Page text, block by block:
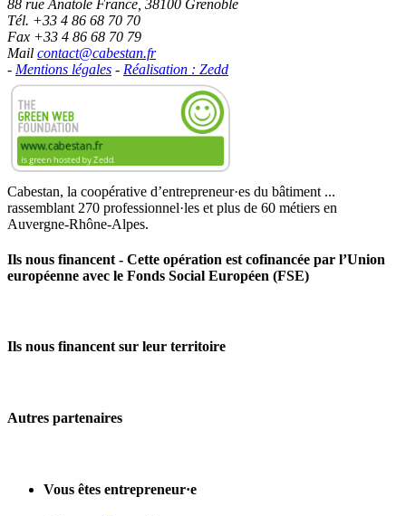
88 rue Anatole France, 38100 Grenoble
Tél. +33 4 86 68 70 70
Fax +33 4 86 68 70 79
Mail contact@cabestan.fr
- Mentions légales - Réalisation : Zedd
Cabestan, la coopérative d’entrepreneur·es du bâtiment ...
rassemblant 270 professionnel·les et plus de 60 métiers en
Auvergne‑Rhône‑Alpes.
Ils nous financent - Cette opération est cofinancée par l’Union
européenne avec le Fonds Social Européen (FSE)
Ils nous financent sur leur territoire
Autres partenaires
Vous êtes entrepreneur·e